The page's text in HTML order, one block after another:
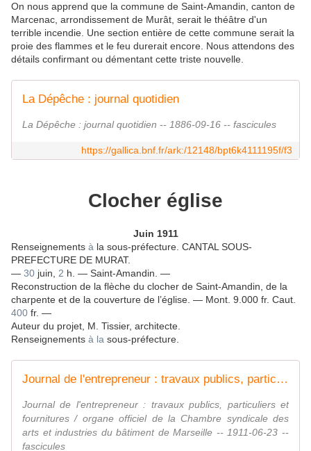
On nous apprend que la commune de Saint-Amandin, canton de
Marcenac, arrondissement de Murât, serait le théâtre d'un
terrible incendie. Une section entière de cette commune serait la
proie des flammes et le feu durerait encore. Nous attendons des
détails confirmant ou démentant cette triste nouvelle.
La Dépêche : journal quotidien
La Dépêche : journal quotidien -- 1886-09-16 -- fascicules
https://gallica.bnf.fr/ark:/12148/bpt6k4111195f/f3
Clocher église
Juin 1911
Renseignements à la sous-préfecture. CANTAL SOUS-
PREFECTURE DE MURAT.
— 30 juin, 2 h. — Saint-Amandin. —
Reconstruction de la flèche du clocher de Saint-Amandin, de la
charpente et de la couverture de l’église. — Mont. 9.000 fr. Caut.
400 fr. —
Auteur du projet, M. Tissier, architecte.
Renseignements à la sous-préfecture.
Journal de l'entrepreneur : travaux publics, particuliers et fournitures / organe officiel de la Chambre syndicale des arts et industries du bâtiment de Marseille
Journal de l'entrepreneur : travaux publics, particuliers et
fournitures / organe officiel de la Chambre syndicale des
arts et industries du bâtiment de Marseille -- 1911-06-23 --
fascicules